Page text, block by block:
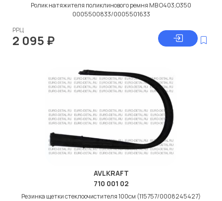
Ролик натяжителя поликлинового ремня MB O403,O350
0005500833/0005501633
РРЦ
2 095 ₽
AVLKRAFT
710 001 02
Резинка щетки стеклоочистителя 100см (115757/0008245427)